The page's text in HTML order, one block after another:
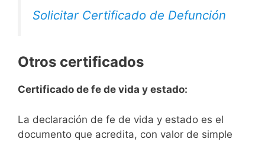
Solicitar Certificado de Defunción
Otros certificados
Certificado de fe de vida y estado:
La declaración de fe de vida y estado es el
documento que acredita, con valor de simple